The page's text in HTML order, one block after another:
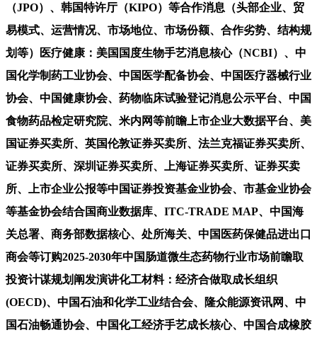
（JPO）、韩国特许厅（KIPO）等合作消息（头部企业、贸
易模式、运营情况、市场地位、市场份额、合作劣势、结构规
划等）医疗健康：美国国度生物手艺消息核心（NCBI）、中
国化学制药工业协会、中国医学配备协会、中国医疗器械行业
协会、中国健康协会、药物临床试验登记消息公示平台、中国
食物药品检定研究院、米内网等前瞻上市企业大数据平台、美
国证券买卖所、英国伦敦证券买卖所、法兰克福证券买卖所、
证券买卖所、深圳证券买卖所、上海证券买卖所、证券买卖
所、上市企业公报等中国证券投资基金业协会、市基金业协会
等基金协会结合国商业数据库、ITC-TRADE MAP、中国海
关总署、商务部数据核心、处所海关、中国医药保健品进出口
商会等订购2025-2030年中国肠道微生态药物行业市场前瞻取
投资计谋规划阐发演讲化工材料：经济合做取成长组织
(OECD)、中国石油和化学工业结合会、隆众能源资讯网、中
国石油畅通协会、中国化工经济手艺成长核心、中国合成橡胶